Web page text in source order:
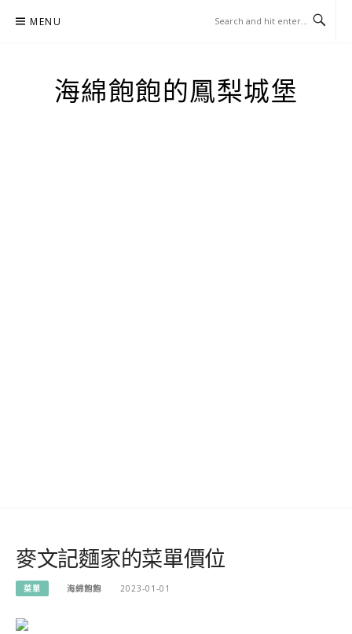
MENU
海綿飽飽的鳳梨城堡
麥文記麵家的菜單價位
菜單 海綿飽飽 2023-01-01